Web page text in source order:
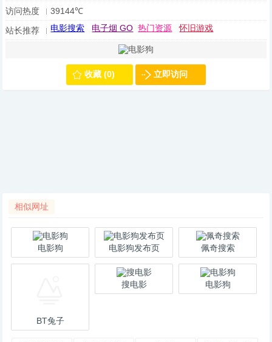
访问热度
39144℃
站长推荐
电影搜索 电子烟 GO 热门资源 怀旧游戏
收藏 (0) 立即访问
相似网址
电影狗 电影狗发布页 佩奇搜索
BT兔子
搜电影 电影狗